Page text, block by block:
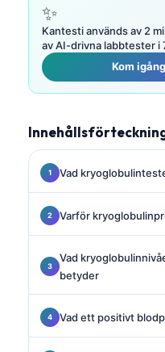
✨
Kantesti används av 2
av AI-drivna labbtester i
Kom
Vad
Varför
Vad
betyder
Vad ett positivt